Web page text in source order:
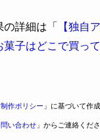
詳細は「
【独自
子はどこで買っ
作ポリシー 」に基づいて作
い合わせ」からご連絡くださ